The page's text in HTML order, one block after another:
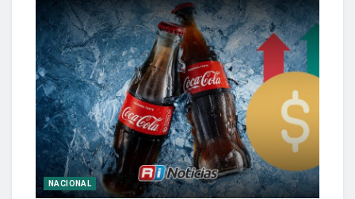
NACIONAL